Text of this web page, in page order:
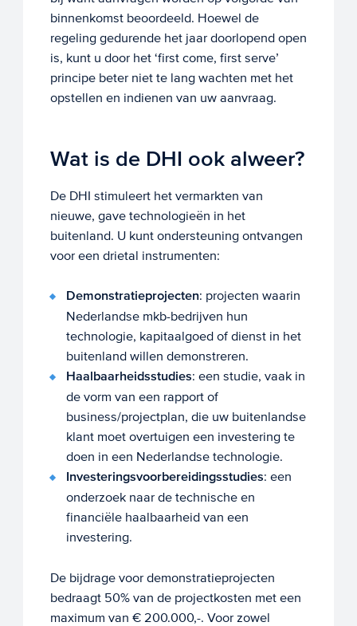
binnenkomst beoordeeld. Hoewel de
regeling gedurende het jaar doorlopend open
is, kunt u door het ‘first come, first serve’
principe beter niet te lang wachten met het
opstellen en indienen van uw aanvraag.
Wat is de DHI ook alweer?
De DHI stimuleert het vermarkten van
nieuwe, gave technologieën in het
buitenland. U kunt ondersteuning ontvangen
voor een drietal instrumenten:
Demonstratieprojecten: projecten waarin
Nederlandse mkb-bedrijven hun
technologie, kapitaalgoed of dienst in het
buitenland willen demonstreren.
Haalbaarheidsstudies: een studie, vaak in
de vorm van een rapport of
business/projectplan, die uw buitenlandse
klant moet overtuigen een investering te
doen in een Nederlandse technologie.
Investeringsvoorbereidingsstudies: een
onderzoek naar de technische en
financiële haalbaarheid van een
investering.
De bijdrage voor demonstratieprojecten
bedraagt 50% van de projectkosten met een
maximum van € 200.000,-. Voor zowel